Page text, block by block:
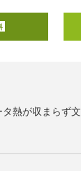
タ熱が収まらず